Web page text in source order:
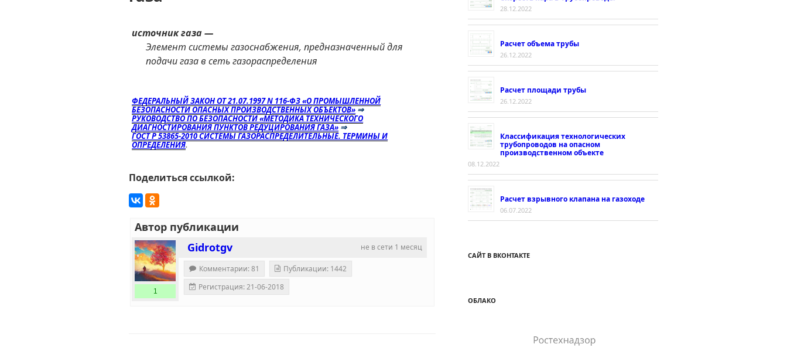
источник газа —
Элемент системы газоснабжения, предназначенный для
подачи газа в сеть газораспределения
ФЕДЕРАЛЬНЫЙ ЗАКОН ОТ 21.07.1997 N 116-ФЗ «О ПРОМЫШЛЕННОЙ
БЕЗОПАСНОСТИ ОПАСНЫХ ПРОИЗВОДСТВЕННЫХ ОБЪЕКТОВ»⇒
РУКОВОДСТВО ПО БЕЗОПАСНОСТИ «МЕТОДИКА ТЕХНИЧЕСКОГО
ДИАГНОСТИРОВАНИЯ ПУНКТОВ РЕДУЦИРОВАНИЯ ГАЗА»⇒
ГОСТ Р 53865-2010 СИСТЕМЫ ГАЗОРАСПРЕДЕЛИТЕЛЬНЫЕ. ТЕРМИНЫ И
ОПРЕДЕЛЕНИЯ.
Поделиться ссылкой:
Автор публикации
не в сети 1 месяц
Gidrotgv
1
Комментарии: 81
Публикации: 1442
Регистрация: 21-06-2018
28.12.2022
Расчет объема трубы
26.12.2022
Расчет площади трубы
26.12.2022
Классификация технологических
трубопроводов на опасном
производственном объекте
08.12.2022
Расчет взрывного клапана на газоходе
06.07.2022
САЙТ В ВКОНТАКТЕ
ОБЛАКО